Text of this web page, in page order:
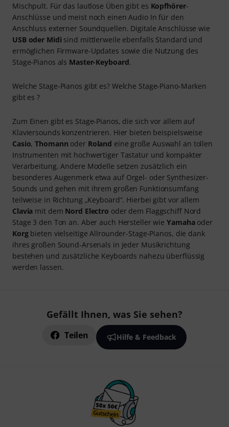
Mischpult. Für das lautlose Üben gibt es Kopfhörer-
Anschlüsse und meist noch einen Audio In für den
Anschluss externer Soundquellen. Digitale Anschlüsse wie
USB oder Midi sind mittlerweile ebenfalls Standard und
ermöglichen Firmware-Updates sowie die Nutzung des
Stage-Pianos als Master-Keyboard.
Welche Stage-Pianos gibt es? Welche Stage-Piano-Marken
gibt es ?
Zum Einen gibt es Stage-Pianos, die sich vor allem auf
Klaviersounds konzentrieren. Hier bieten beispielsweise
Casio, Thomann oderRoland eine große Auswahl an tollen
Instrumenten mit hochwertiger Tastatur und kompakter
Verarbeitung. Andere Modelle setzen zusätzlich ein
besonderes Augenmerk etwa auf Orgel- oder Synthesizer-
Sounds und gehen mit ihrem großen Funktionsumfang
teilweise in Richtung „Keyboard“. Hierbei gibt vor allem
Clavia mit dem Nord Electro oder dem Flaggschiff Nord
Stage 3 den Ton an. Aber auch Hersteller wieYamahaoder
Korgbieten vielseitige Allrounder-Stage-Pianos, die dank
ihres großen Sound-Arsenals in jeder Musikrichtung
bestehen und zusätzliche Keyboards nahezu überflüssig
werden lassen.
Gefällt Ihnen, was Sie sehen?
Teilen Hilfe & Feedback